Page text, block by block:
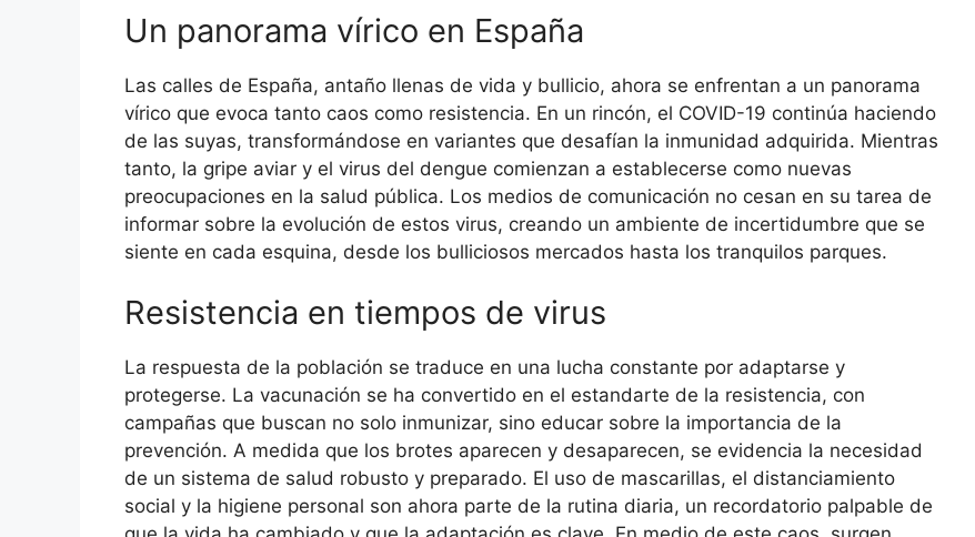
Un panorama vírico en España
Las calles de España, antaño llenas de vida y bullicio, ahora se enfrentan a un panorama
vírico que evoca tanto caos como resistencia. En un rincón, el COVID-19 continúa haciendo
de las suyas, transformándose en variantes que desafían la inmunidad adquirida. Mientras
tanto, la gripe aviar y el virus del dengue comienzan a establecerse como nuevas
preocupaciones en la salud pública. Los medios de comunicación no cesan en su tarea de
informar sobre la evolución de estos virus, creando un ambiente de incertidumbre que se
siente en cada esquina, desde los bulliciosos mercados hasta los tranquilos parques.
Resistencia en tiempos de virus
La respuesta de la población se traduce en una lucha constante por adaptarse y
protegerse. La vacunación se ha convertido en el estandarte de la resistencia, con
campañas que buscan no solo inmunizar, sino educar sobre la importancia de la
prevención. A medida que los brotes aparecen y desaparecen, se evidencia la necesidad
de un sistema de salud robusto y preparado. El uso de mascarillas, el distanciamiento
social y la higiene personal son ahora parte de la rutina diaria, un recordatorio palpable de